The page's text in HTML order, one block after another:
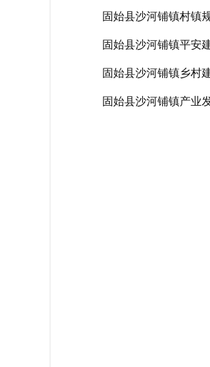
固始县沙河铺镇村镇
固始县沙河铺镇平安
固始县沙河铺镇乡村
固始县沙河铺镇产业